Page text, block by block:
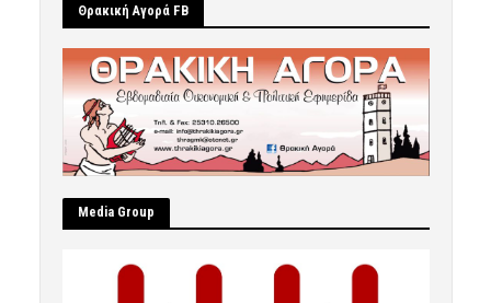
Θρακική Αγορά FB
Μedia Group